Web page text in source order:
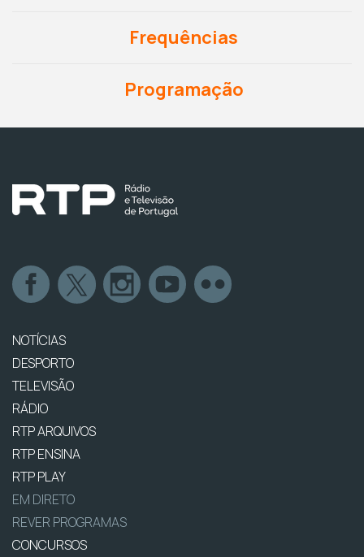
Frequências
Programação
NOTÍCIAS
DESPORTO
TELEVISÃO
RÁDIO
RTP ARQUIVOS
RTP ENSINA
RTP PLAY
EM DIRETO
REVER PROGRAMAS
CONCURSOS